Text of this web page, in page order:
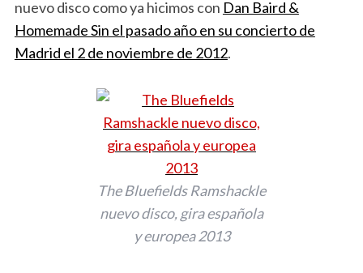
nuevo disco como ya hicimos con Dan Baird &
Homemade Sin el pasado año en su concierto de
Madrid el 2 de noviembre de 2012.
The Bluefields Ramshackle
nuevo disco, gira española
y europea 2013